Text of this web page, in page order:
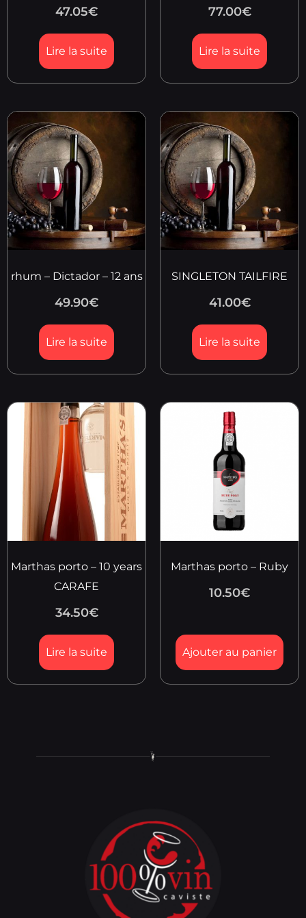
47.05€
Lire la suite
77.00€
Lire la suite
rhum – Dictador – 12 ans
49.90€
Lire la suite
SINGLETON TAILFIRE
41.00€
Lire la suite
Marthas porto – 10 years
CARAFE
34.50€
Lire la suite
Marthas porto – Ruby
10.50€
Ajouter au panier